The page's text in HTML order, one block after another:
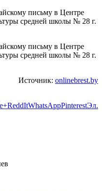
Источник: onlinebrest.by
ReddItWhatsAppPinterestЭл.